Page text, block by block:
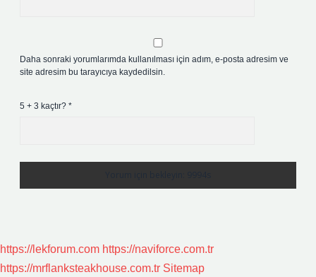
Daha sonraki yorumlarımda kullanılması için adım, e-posta adresim ve
site adresim bu tarayıcıya kaydedilsin.
5 + 3 kaçtır? *
https://lekforum.com https://naviforce.com.tr
https://mrflanksteakhouse.com.tr Sitemap